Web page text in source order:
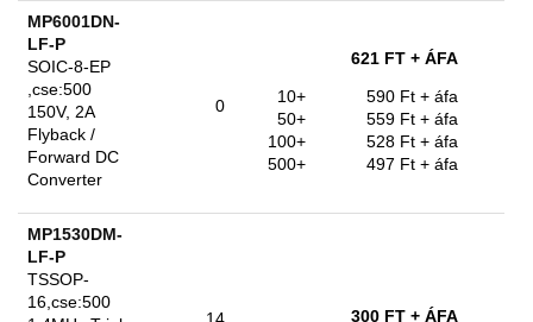
MP6001DN-
LF-P
SOIC-8-EP
,cse:500
150V, 2A
Flyback /
Forward DC
Converter
0
621 FT + ÁFA
10+
590 Ft + áfa
50+
559 Ft + áfa
100+
528 Ft + áfa
500+
497 Ft + áfa
MP1530DM-
LF-P
TSSOP-
16,cse:500
300 FT + ÁFA